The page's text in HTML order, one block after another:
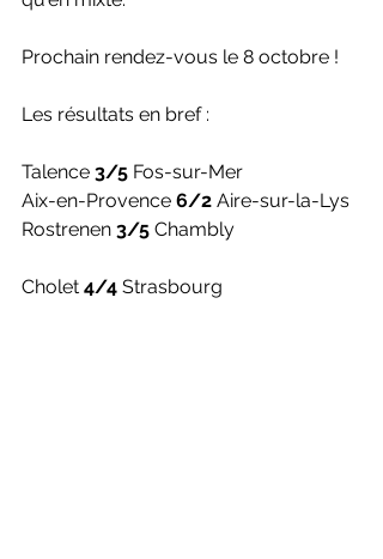
Prochain rendez-vous le 8 octobre !
Les résultats en bref :
Talence 3/5 Fos-sur-Mer
Aix-en-Provence 6/2 Aire-sur-la-Lys
Rostrenen 3/5 Chambly
Cholet 4/4 Strasbourg